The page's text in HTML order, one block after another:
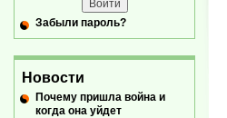
Забыли пароль?
Новости
Почему пришла война и
когда она уйдет